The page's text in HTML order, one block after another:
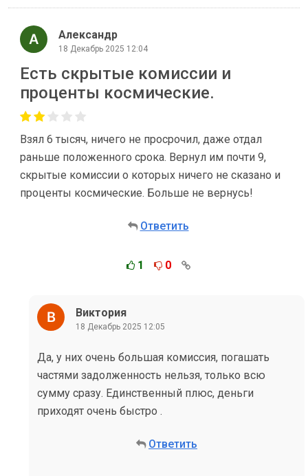
Александр
18 Декабрь 2025 12:04
Есть скрытые комиссии и
проценты космические.
Взял 6 тысяч, ничего не просрочил, даже отдал
раньше положенного срока. Вернул им почти 9,
скрытые комиссии о которых ничего не сказано и
проценты космические. Больше не вернусь!
Ответить
1 0
Виктория
18 Декабрь 2025 12:05
Да, у них очень большая комиссия, погашать
частями задолженность нельзя, только всю
сумму сразу. Единственный плюс, деньги
приходят очень быстро .
Ответить